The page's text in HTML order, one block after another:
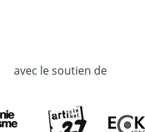
avec le soutien de